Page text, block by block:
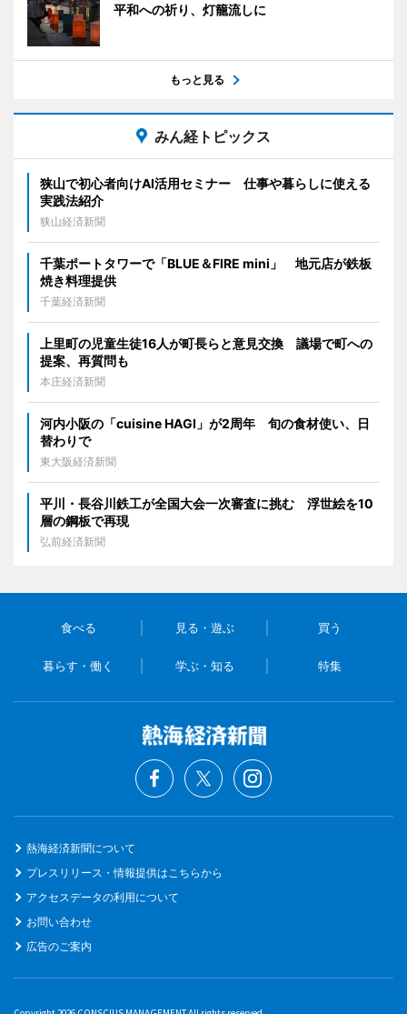
平和への祈り、灯籠流しに
もっと見る
みん経トピックス
狭山で初心者向けAI活用セミナー 仕事や暮らしに使える
実践法紹介
狭山経済新聞
千葉ポートタワーで「BLUE＆FIRE mini」 地元店が鉄板
焼き料理提供
千葉経済新聞
上里町の児童生徒16人が町長らと意見交換 議場で町への
提案、再質問も
本庄経済新聞
河内小阪の「cuisine HAGI」が2周年 旬の食材使い、日
替わりで
東大阪経済新聞
平川・長谷川鉄工が全国大会一次審査に挑む 浮世絵を10
層の鋼板で再現
弘前経済新聞
食べる 見る・遊ぶ 買う
暮らす・働く 学ぶ・知る 特集
熱海経済新聞について
プレスリリース・情報提供はこちらから
アクセスデータの利用について
お問い合わせ
広告のご案内